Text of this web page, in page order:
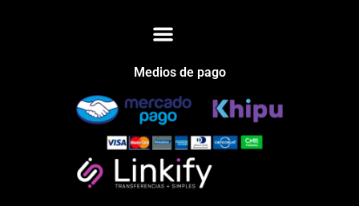
Medios de pago